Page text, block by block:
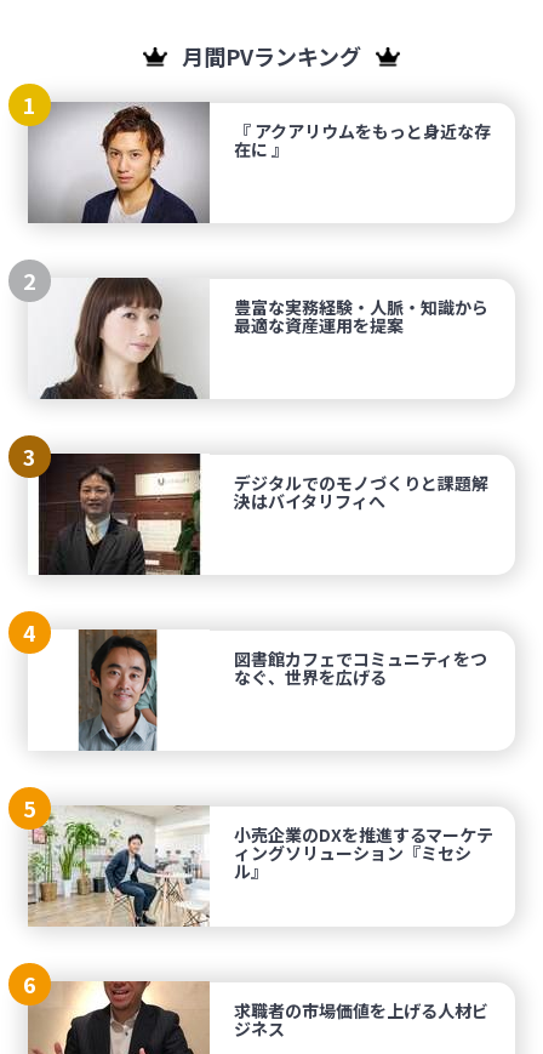
月間PVランキング
1
『 アクアリウムをもっと身近な存
在に 』
2
豊富な実務経験・人脈・知識から
最適な資産運用を提案
3
デジタルでのモノづくりと課題解
決はバイタリフィへ
4
図書館カフェでコミュニティをつ
なぐ、世界を広げる
5
小売企業のDXを推進するマーケテ
ィングソリューション『ミセシ
ル』
6
求職者の市場価値を上げる人材ビ
ジネス